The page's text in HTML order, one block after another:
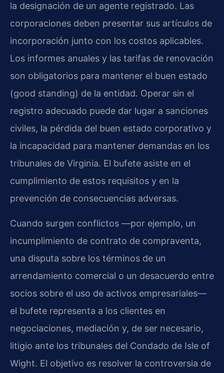
la designación de un agente registrado. Las
corporaciones deben presentar sus artículos de
incorporación junto con los costos aplicables.
Los informes anuales y las tarifas de renovación
son obligatorios para mantener el buen estado
(good standing) de la entidad. Operar sin el
registro adecuado puede dar lugar a sanciones
civiles, la pérdida del buen estado corporativo y
la incapacidad para mantener demandas en los
tribunales de Virginia. El bufete asiste en el
cumplimiento de estos requisitos y en la
prevención de consecuencias adversas.
Cuando surgen conflictos —por ejemplo, un
incumplimiento de contrato de compraventa,
una disputa sobre los términos de un
arrendamiento comercial o un desacuerdo entre
socios sobre el uso de activos empresariales—
el bufete representa a los clientes en
negociaciones, mediación y, de ser necesario,
litigio ante los tribunales del Condado de Isle of
Wight. El objetivo es resolver la controversia de